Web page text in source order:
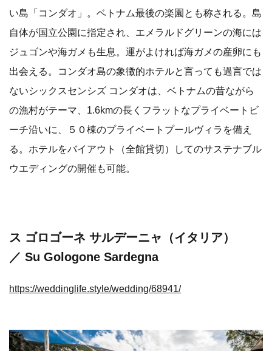
い島「コンダオ」。ベトナム最後の楽園とも称される。島
自体が国立公園に指定され、エメラルドグリーンの海には
ジュゴンや海ガメも生息。運がよければ海ガメの産卵にも
出会える。コンダオ島の象徴的ホテルと言っても過言では
ないシックスセンシズ コンダオは、ベトナムの昔ながら
の漁村がテーマ、1.6kmの長くフラットなプライベートビ
ーチ沿いに、５０棟のプライベートプールヴィラを備え
る。ホテルをバイアウト（全館貸切）してのサステナブル
ウエディングの開催も可能。
ス ゴロゴーネ サルデーニャ（イタリア）
／ Su Gologone Sardegna
https://weddinglife.style/wedding/68941/